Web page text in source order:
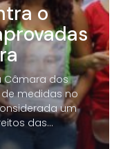
o
Câmara dos
medidas no
um
das...